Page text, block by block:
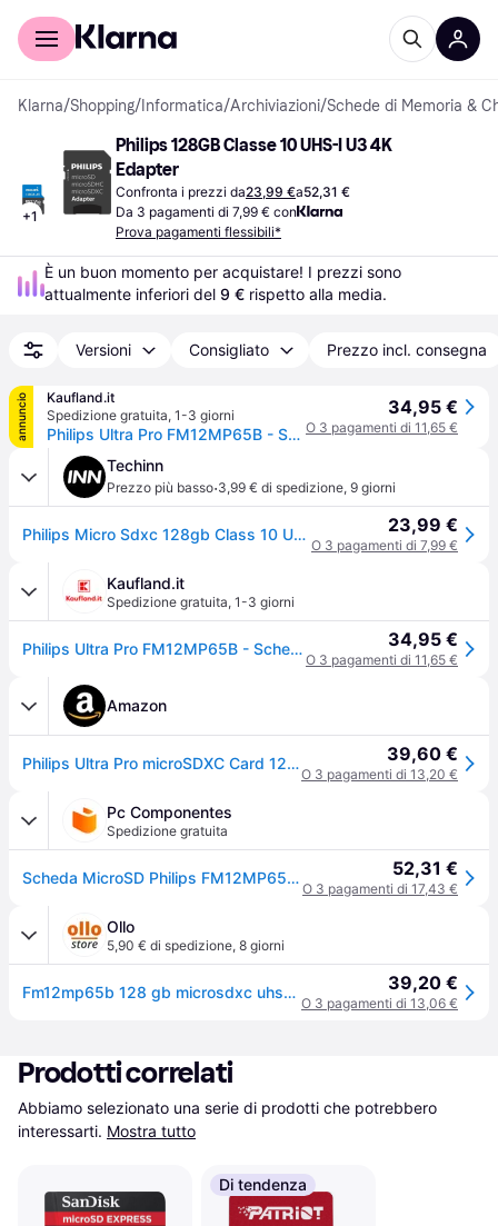
Per il tuo shopping
Klarna/Shopping/ Informatica/Archiviazioni/Schede di Memoria &
+1
Philips 128GB Classe 10 UHS-I U3 4K
Edapter
Confronta i prezzi da23,99 €a52,31 €
Da 3 pagamenti di 7,99 € con
Prova pagamenti flessibili*
È un buon momento per acquistare! I prezzi sono
attualmente inferiori del 9 € rispetto alla media.
Versioni Consigliato Prezzo incl. consegna
annuncio
Kaufland.it
Spedizione gratuita, 1-3 giorni
Philips Ultra Pro FM12MP65B - Scheda di memoria flash (adattatore SD incluso) - 128 GB - A1 / Classe video V30 / UHS-I U3 / Classe10 - microSDXC
34,95 €
O 3 pagamenti di 11,65 €
Techinn
Prezzo più basso·3,99 € di spedizione, 9 giorni
Philips Micro Sdxc 128gb Class 10 Uhs-i U3 Memory Card With Adapter Nero 23,99 €
O 3 pagamenti di 7,99 €
Kaufland.it
Spedizione gratuita, 1-3 giorni
Philips Ultra Pro FM12MP65B - Scheda di memoria flash (adattatore SD incluso) - 128 GB - A1 / Classe video V30 / UHS-I U3 / Classe10 - microSDXC 34,95 €
O 3 pagamenti di 11,65 €
Amazon
Philips Ultra Pro microSDXC Card 128 GB+adattatore SD UHS-I U3,velocità di lettura fino a 100 MB/s,A1 Fast App Perf,V30,scheda di memoria per smartphone,tablet,PC,lettore di schede,video 4K UHD 39,60 €
O 3 pagamenti di 13,20 €
Pc Componentes
Spedizione gratuita
Scheda MicroSD Philips FM12MP65B 128GB UHS-I Classe 10 U3 V30 A1 con Adattatore SD 52,31 €
O 3 pagamenti di 17,43 €
Ollo
5,90 € di spedizione, 8 giorni
Fm12mp65b 128 gb microsdxc uhs-i classe 10 39,20 €
O 3 pagamenti di 13,06 €
Prodotti correlati
Abbiamo selezionato una serie di prodotti che potrebbero
interessarti. Mostra tutto
Di tendenza